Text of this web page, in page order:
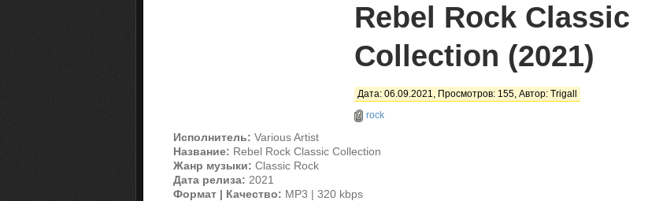
Rebel Rock Classic
Collection (2021)
Дата: 06.09.2021, Просмотров: 155, Автор: Trigall
rock
Исполнитель: Various Artist
Название: Rebel Rock Classic Collection
Жанр музыки: Classic Rock
Дата релиза: 2021
Формат | Качество: MP3 | 320 kbps